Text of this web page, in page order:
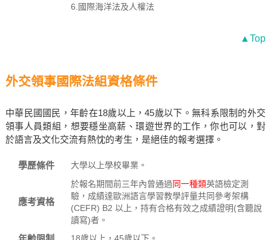
6.國際海洋法及人權法
▲Top
外交領事國際法組資格條件
中華民國國民，年齡在18歲以上，45歲以下。無科系限制的外交
領事人員類組，想要穩坐高薪、環遊世界的工作，你也可以，對
於語言及文化交流有熱忱的考生，是絕佳的報考選擇。
學歷條件 大學以上學校畢業。
應考資格
於報名期間前三年內曾通過同一種類英語檢定測
驗，成績達歐洲語言學習教學評量共同參考架構
(CEFR) B2 以上，持有合格有效之成績證明(含聽說
讀寫)者。